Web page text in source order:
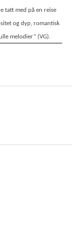
tatt med på en reise
og dyp, romantisk
melodier” (VG).